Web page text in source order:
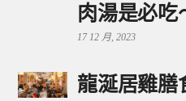
肉湯是必吃
17 12 月, 2023
龍涎居雞膳